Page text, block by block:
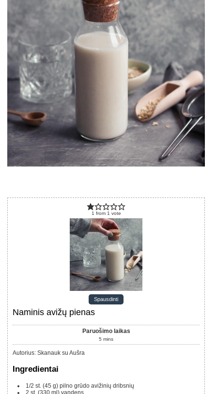
1 from 1 vote
Spausdinti
Naminis avižų pienas
Paruošimo laikas
5 mins
Autorius: Skanauk su Aušra
Ingredientai
1/2 st. (45 g) pilno grūdo avižinių dribsnių
2 st. (330 ml) vandens